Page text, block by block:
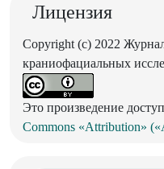
Лицензия
Copyright (c) 2022
краниофациальных
Это произведение
Commons «Attribution»